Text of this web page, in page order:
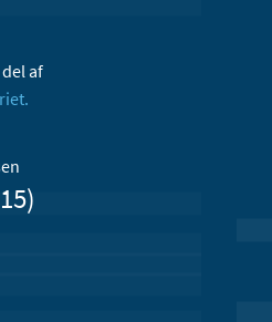
af